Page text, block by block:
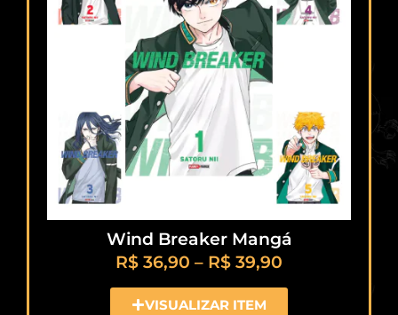
Wind Breaker Mangá
R$ 36,90 – R$ 39,90
VISUALIZAR ITEM